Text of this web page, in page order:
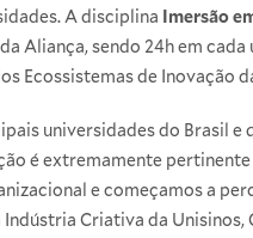
A disciplina Imersão
Aliança, sendo 24h em
Ecossistemas de Inovação
universidades do Brasil
é extremamente
e começamos a
Criativa da Unisinos,